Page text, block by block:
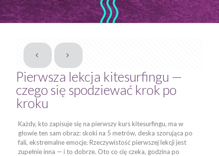
Pierwsza lekcja kitesurfingu —
czego się spodziewać krok po
kroku
Każdy, kto zapisuje się na pierwszy kurs kitesurfingu, ma w
głowie ten sam obraz: skoki na 5 metrów, deska szorująca po
fali, ekstremalne emocje. Rzeczywistość pierwszej lekcji jest
zupełnie inna — i to dobrze. Oto co cię czeka, godzina po